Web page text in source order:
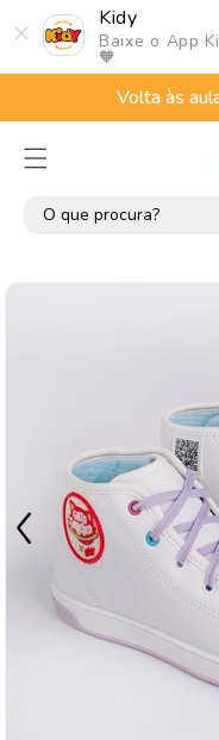
Kidy
Baixe o App
🧡
para o
conteúdo
Volta às